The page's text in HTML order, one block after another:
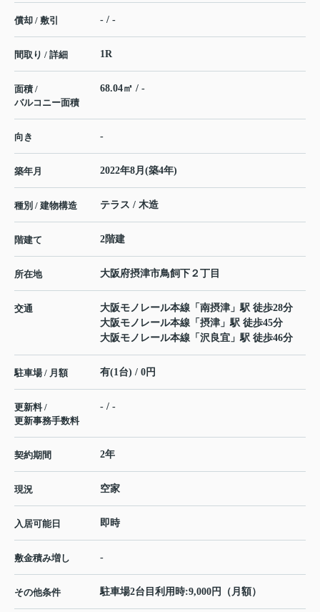
償却 / 敷引 - / -
間取り / 詳細 1R
面積 /
バルコニー面積
68.04㎡ / -
向き -
築年月 2022年8月(築4年)
種別 / 建物構造 テラス / 木造
階建て 2階建
所在地 大阪府摂津市鳥飼下 ２丁目
交通 大阪モノレール本線 「 南摂津 」駅 徒歩28分
大阪モノレール本線 「 摂津 」駅 徒歩45分
大阪モノレール本線 「 沢良宜 」駅 徒歩46分
駐車場 / 月額 有(1台) / 0円
更新料 /
更新事務手数料
- / -
契約期間 2年
現況 空家
入居可能日 即時
敷金積み増し -
その他条件 駐車場2台目利用時:9,000円（月額）